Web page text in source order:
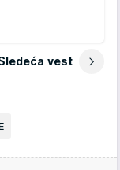
vest